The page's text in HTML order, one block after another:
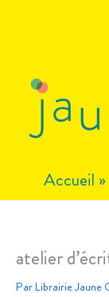
Accueil »
atelier
ParLibrairie Jaune